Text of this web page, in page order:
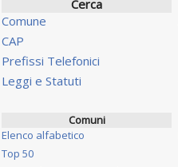
Cerca
Comune
CAP
Prefissi Telefonici
Leggi e Statuti
Comuni
Elenco alfabetico
Top 50